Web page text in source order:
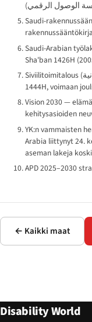
(الوصول الرقمي
Saudi-
Saudi-Arabian
Sha'ban 1426H
Siviilitoimitalous (
1444H, voimaan
Vision 2030 —
kehitysasioiden
YK:n vammaisten
Arabia liittynyt 24.
aseman lakeja
APD 2025–2030
← Kaikki maat
Disability World